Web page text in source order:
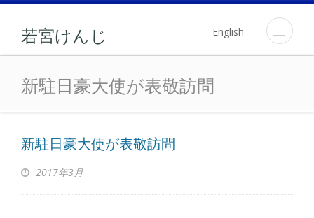
若宮けんじ English
新駐日豪大使が表敬訪問
新駐日豪大使が表敬訪問
新駐日豪大使が表敬訪問
2017年3月